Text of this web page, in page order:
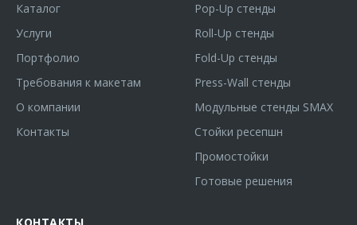
Каталог
Услуги
Портфолио
Требования к макетам
О компании
Контакты
Pop-Up стенды
Roll-Up стенды
Fold-Up стенды
Press-Wall стенды
Модульные стенды SMAX
Стойки ресепшн
Промостойки
Готовые решения